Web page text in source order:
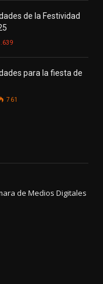
de la Festividad
para la fiesta de
761
de Medios Digitales